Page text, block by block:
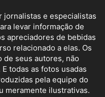
jornalistas e especialistas
levar informação de
apreciadores de bebidas
relacionado a elas. Os
de seus autores, não
todas as fotos usadas
pela equipe do
meramente ilustrativas.